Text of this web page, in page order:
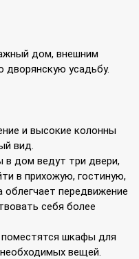
дом, внешним
усадьбу.
и высокие колонны
вид.
дом ведут три двери,
в прихожую, гостиную,
облегчает передвижение
себя более
шкафы для
вещей.